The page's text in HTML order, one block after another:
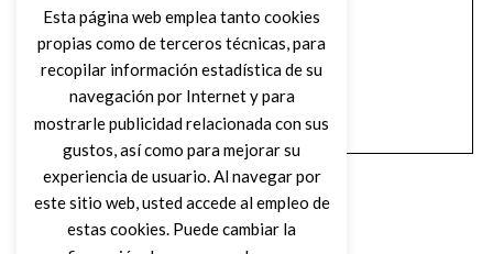
Esta página web emplea tanto cookies
propias como de terceros técnicas, para
recopilar información estadística de su
navegación por Internet y para
mostrarle publicidad relacionada con sus
gustos, así como para mejorar su
experiencia de usuario. Al navegar por
este sitio web, usted accede al empleo de
estas cookies. Puede cambiar la